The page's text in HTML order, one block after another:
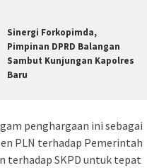
Sinergi Forkopimda,
Pimpinan DPRD Balangan
Sambut Kunjungan Kapolres
Baru
penghargaan ini sebagai
PLN terhadap Pemerintah
terhadap SKPD untuk tepat